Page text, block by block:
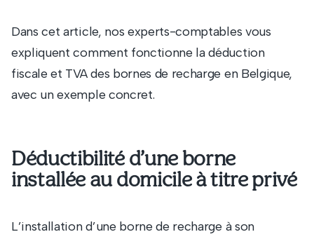
Dans cet article, nos experts-comptables vous
expliquent comment fonctionne la déduction
fiscale et TVA des bornes de recharge en Belgique,
avec un exemple concret.
Déductibilité d’une borne
installée au domicile à titre privé
L’installation d’une borne de recharge à son